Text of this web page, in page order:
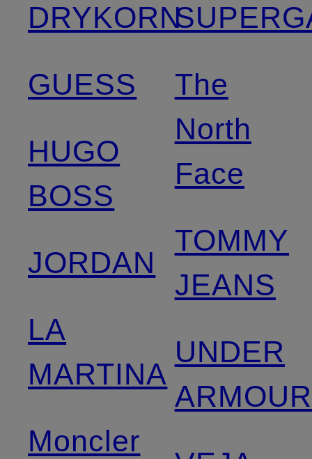
DRYKORN
GUESS
HUGO
BOSS
JORDAN
LA
MARTINA
Moncler
The
North
Face
TOMMY
JEANS
UNDER
ARMOUR